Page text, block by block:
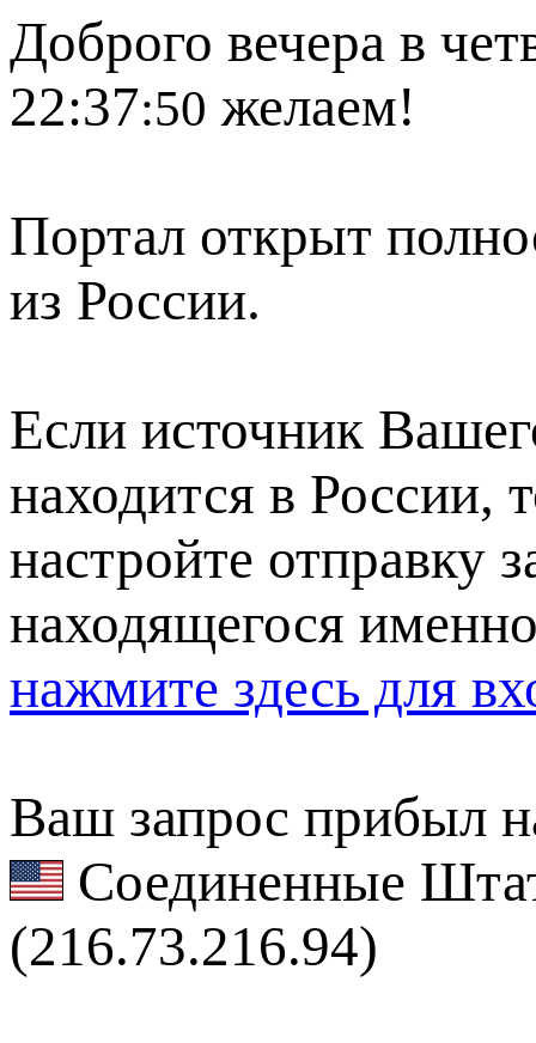
Доброго вечера в
22:37:50 желаем!
Портал открыт
из России.
Если источник
находится в России,
настройте отправку
находящегося
нажмите здесь для
Ваш запрос прибыл
Соединенные
(216.73.216.94)